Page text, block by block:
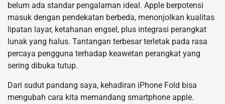
belum ada standar pengalaman ideal. Apple berpotensi
masuk dengan pendekatan berbeda, menonjolkan kualitas
lipatan layar, ketahanan engsel, plus integrasi perangkat
lunak yang halus. Tantangan terbesar terletak pada rasa
percaya pengguna terhadap keawetan perangkat yang
sering dibuka tutup.
Dari sudut pandang saya, kehadiran iPhone Fold bisa
mengubah cara kita memandang smartphone apple.